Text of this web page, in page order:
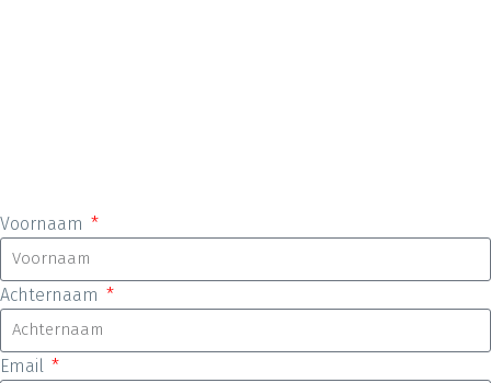
Voornaam
Achternaam
Email